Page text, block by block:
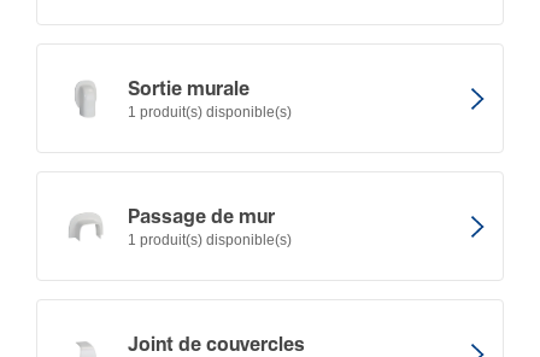
Sortie murale
1 produit(s) disponible(s)
Passage de mur
1 produit(s) disponible(s)
Joint de couvercles